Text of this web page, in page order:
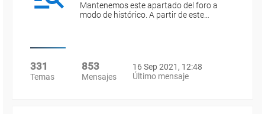
Mantenemos este apartado del foro a
modo de histórico. A partir de este…
331
Temas
853
Mensajes
16 Sep 2021, 12:48
Último mensaje